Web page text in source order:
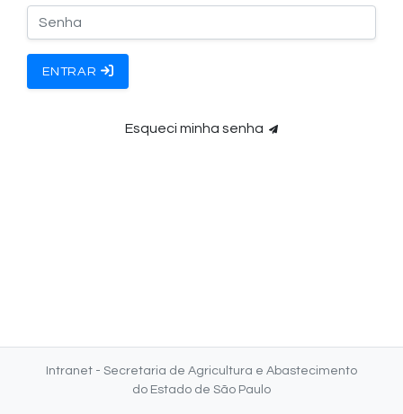
ENTRAR
Esqueci minha senha
Intranet - Secretaria de Agricultura e Abastecimento
do Estado de São Paulo